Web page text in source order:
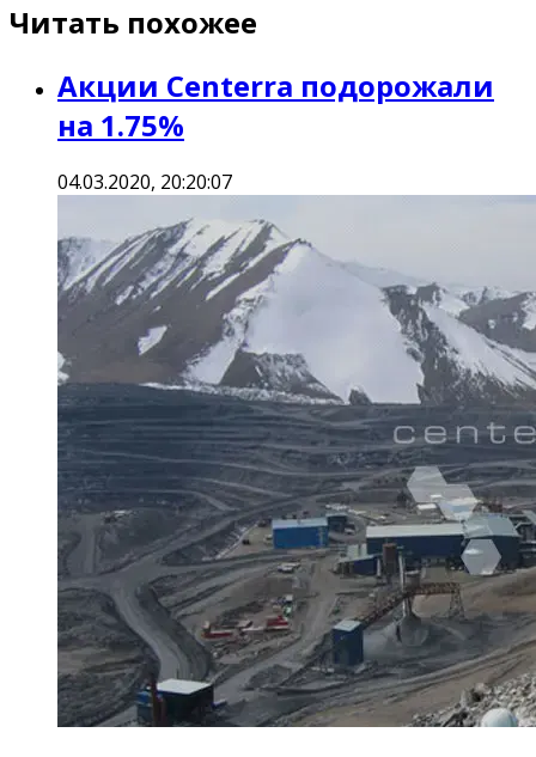
Читать похожее
Акции Centerra подорожали
на 1.75%
04.03.2020, 20:20:07